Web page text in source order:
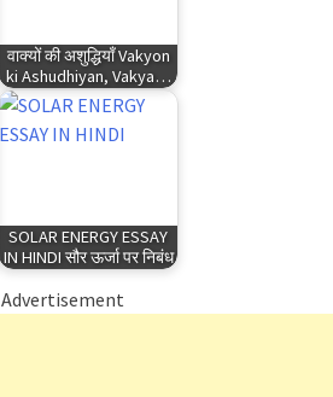
वाक्यों की अशुद्धियाँ Vakyon
ki Ashudhiyan, Vakya…
SOLAR ENERGY ESSAY
IN HINDI सौर ऊर्जा पर निबंध
Advertisement